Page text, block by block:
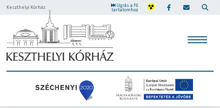
Keszthelyi Kórház
Ugrás a fő
tartalomhoz